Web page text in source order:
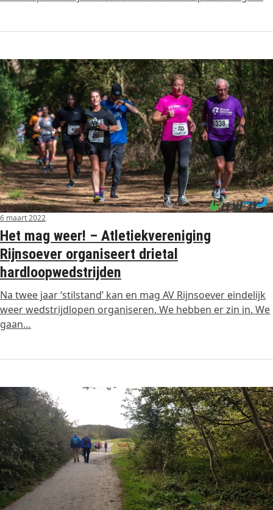
6 maart 2022
Het mag weer! – Atletiekvereniging
Rijnsoever organiseert drietal
hardloopwedstrijden
Na twee jaar ‘stilstand’ kan en mag AV Rijnsoever eindelijk
weer wedstrijdlopen organiseren. We hebben er zin in. We
gaan…